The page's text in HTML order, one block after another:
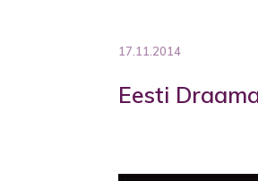
17.11.2014
Eesti